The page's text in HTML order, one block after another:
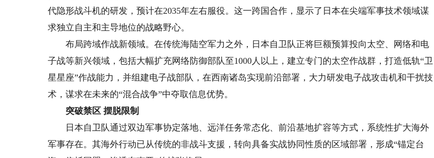
代隐形战斗机的研发，预计在2035年左右服役。这一跨国合作，显示了日本在尖端军事技术领域谋
求独立自主和主导地位的战略野心。
布局跨域作战新领域。在传统海陆空军力之外，日本自卫队正将巨额预算投向太空、网络和电
子战等新兴领域，包括大幅扩充网络防御部队至1000人以上，建立专门的太空作战群，打造低轨“卫
星星座”作战能力，并组建电子战部队，在西南诸岛实现前沿部署，大力研发电子战攻击机和干扰技
术，谋求在未来的“混合战争”中夺取信息优势。
突破禁区 摆脱限制
日本自卫队通过双边军事协定落地、远洋任务常态化、前沿基地扩容等方式，系统性扩大海外
军事存在。其海外行动已从传统的非战斗支援，转向具备实战协同性质的区域部署，形成“锚定台